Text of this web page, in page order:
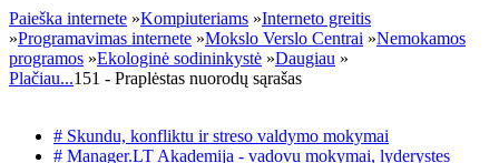
Paieška internete »Kompiuteriams »Interneto greitis
»Programavimas internete »Mokslo Verslo Centrai »Nemokamos
programos »Ekologinė sodininkystė »Daugiau »
Plačiau...151 - Praplėstas nuorodų sąrašas
# Skundu, konfliktu ir streso valdymo mokymai
# Manager.LT Akademija - vadovu mokymai, lyderystes